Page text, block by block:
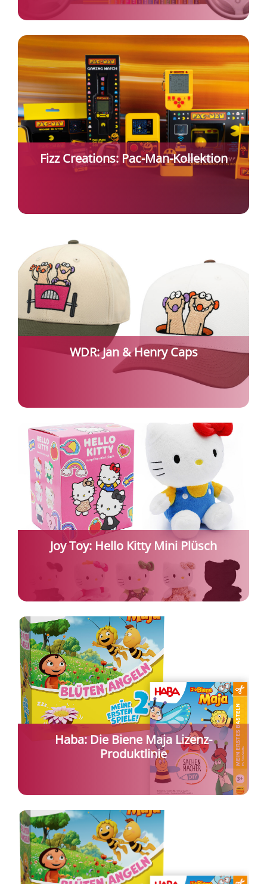
Fizz Creations: Pac-Man-Kollektion
WDR: Jan & Henry Caps
Joy Toy: Hello Kitty Mini Plüsch
Haba: Die Biene Maja Lizenz-
Produktlinie